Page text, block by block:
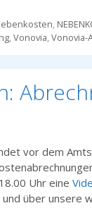
,
,Vonovia,Vonovia-
vor dem
Uhr eine
und über unsere